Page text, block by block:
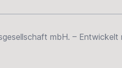
mbH. –